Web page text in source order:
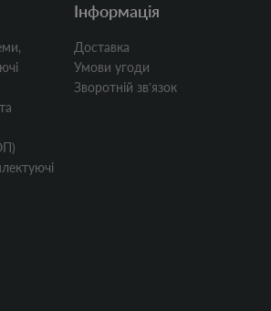
Інформація
Доставка
Умови угоди
Зворотній звʼязок